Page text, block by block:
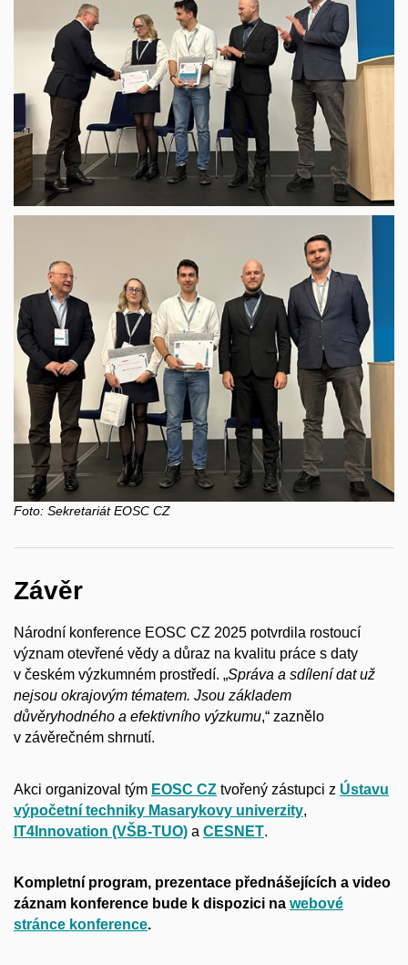
Foto: Sekretariát EOSC CZ
Závěr
Národní konference EOSC CZ 2025 potvrdila rostoucí
význam otevřené vědy a důraz na kvalitu práce s daty
v českém výzkumném prostředí. „Správa a sdílení dat už
nejsou okrajovým tématem. Jsou základem
důvěryhodného a efektivního výzkumu,“ zaznělo
v závěrečném shrnutí.
Akci organizoval tým EOSC CZ tvořený zástupci z Ústavu
výpočetní techniky Masarykovy univerzity,
IT4Innovation (VŠB-TUO) a CESNET.
Kompletní program, prezentace přednášejících a video
záznam konference bude k dispozici na webové
stránce konference.